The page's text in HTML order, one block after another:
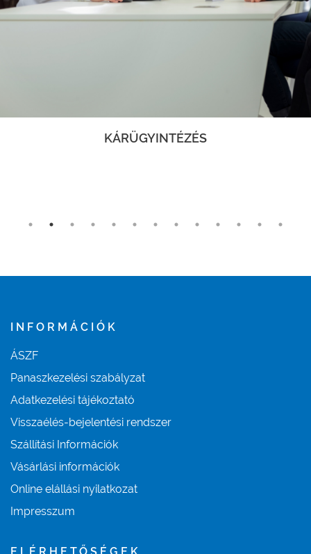
KÁRÜGYINTÉZÉS
INFORMÁCIÓK
ÁSZF
Panaszkezelési szabályzat
Adatkezelési tájékoztató
Visszaélés-bejelentési rendszer
Szállítási Információk
Vásárlási információk
Online elállási nyilatkozat
Impresszum